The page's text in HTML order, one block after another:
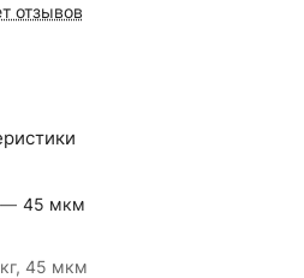
отзывов
— 45 мкм
45 мкм